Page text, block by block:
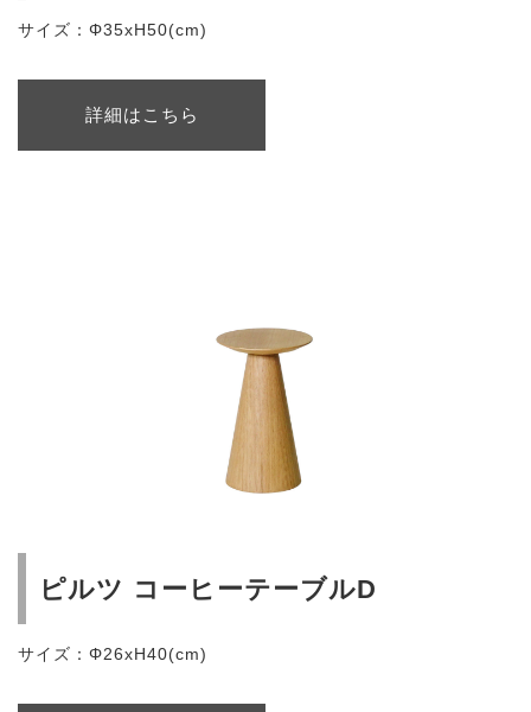
サイズ：Φ35xH50(cm)
詳細はこちら
ピルツ コーヒーテーブルD
サイズ：Φ26xH40(cm)